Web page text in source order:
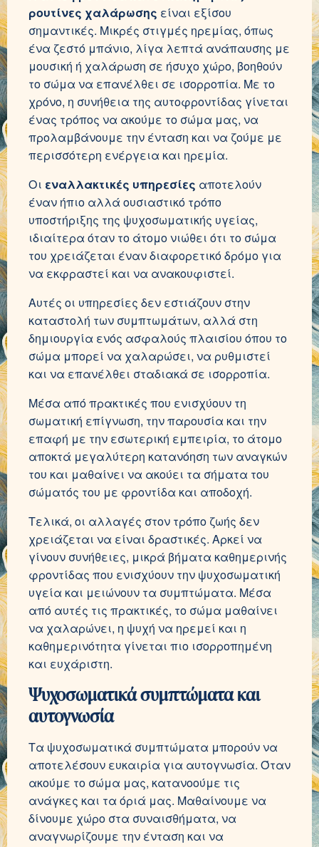
ρουτίνες χαλάρωσης είναι εξίσου
σημαντικές. Μικρές στιγμές ηρεμίας, όπως
ένα ζεστό μπάνιο, λίγα λεπτά ανάπαυσης με
μουσική ή χαλάρωση σε ήσυχο χώρο, βοηθούν
το σώμα να επανέλθει σε ισορροπία. Με το
χρόνο, η συνήθεια της αυτοφροντίδας γίνεται
ένας τρόπος να ακούμε το σώμα μας, να
προλαμβάνουμε την ένταση και να ζούμε με
περισσότερη ενέργεια και ηρεμία.
Οι εναλλακτικές υπηρεσίες αποτελούν
έναν ήπιο αλλά ουσιαστικό τρόπο
υποστήριξης της ψυχοσωματικής υγείας,
ιδιαίτερα όταν το άτομο νιώθει ότι το σώμα
του χρειάζεται έναν διαφορετικό δρόμο για
να εκφραστεί και να ανακουφιστεί.
Αυτές οι υπηρεσίες δεν εστιάζουν στην
καταστολή των συμπτωμάτων, αλλά στη
δημιουργία ενός ασφαλούς πλαισίου όπου το
σώμα μπορεί να χαλαρώσει, να ρυθμιστεί
και να επανέλθει σταδιακά σε ισορροπία.
Μέσα από πρακτικές που ενισχύουν τη
σωματική επίγνωση, την παρουσία και την
επαφή με την εσωτερική εμπειρία, το άτομο
αποκτά μεγαλύτερη κατανόηση των αναγκών
του και μαθαίνει να ακούει τα σήματα του
σώματός του με φροντίδα και αποδοχή.
Τελικά, οι αλλαγές στον τρόπο ζωής δεν
χρειάζεται να είναι δραστικές. Αρκεί να
γίνουν συνήθειες, μικρά βήματα καθημερινής
φροντίδας που ενισχύουν την ψυχοσωματική
υγεία και μειώνουν τα συμπτώματα. Μέσα
από αυτές τις πρακτικές, το σώμα μαθαίνει
να χαλαρώνει, η ψυχή να ηρεμεί και η
καθημερινότητα γίνεται πιο ισορροπημένη
και ευχάριστη.
Ψυχοσωματικά συμπτώματα και
αυτογνωσία
Τα ψυχοσωματικά συμπτώματα μπορούν να
αποτελέσουν ευκαιρία για αυτογνωσία. Όταν
ακούμε το σώμα μας, κατανοούμε τις
ανάγκες και τα όριά μας. Μαθαίνουμε να
δίνουμε χώρο στα συναισθήματα, να
αναγνωρίζουμε την ένταση και να